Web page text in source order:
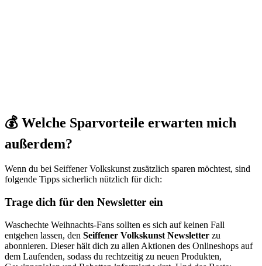
💰 Welche Sparvorteile erwarten mich
außerdem?
Wenn du bei Seiffener Volkskunst zusätzlich sparen möchtest, sind
folgende Tipps sicherlich nützlich für dich:
Trage dich für den Newsletter ein
Waschechte Weihnachts-Fans sollten es sich auf keinen Fall
entgehen lassen, den Seiffener Volkskunst Newsletter zu
abonnieren. Dieser hält dich zu allen Aktionen des Onlineshops auf
dem Laufenden, sodass du rechtzeitig zu neuen Produkten,